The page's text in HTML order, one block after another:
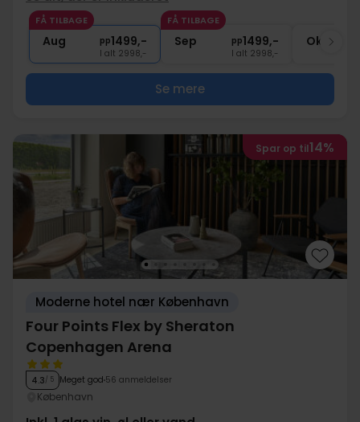
2x kaffe to go
∞ Gratis parkering
FÅ TILBAGE
Aug pp1499,-
I alt 2998,-
FÅ TILBAGE
Sep pp1499,-
I alt 2998,-
Okt
Se mere
Spar op til14%
Moderne hotel nær København
Four Points Flex by Sheraton
Copenhagen Arena
4.3/ 5 Meget god 56 anmeldelser
København